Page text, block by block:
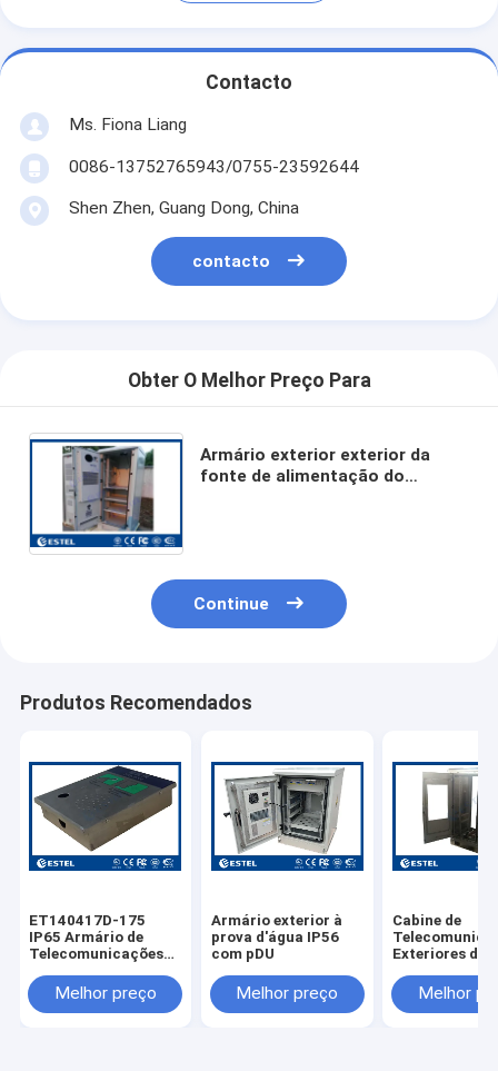
Contacto
Ms. Fiona Liang
0086-13752765943/0755-23592644
Shen Zhen, Guang Dong, China
contacto
Obter O Melhor Preço Para
Armário exterior exterior da
fonte de alimentação do
Continue
Produtos Recomendados
ET140417D-175
IP65 Armário de
Telecomunicações
Inoxidável Montado
na Parede
Melhor preço
Armário exterior à
prova d'água IP56
com pDU
Melhor preço
Cabine de
Exteriores de
ET7585180A-
Com Duas
Melhor